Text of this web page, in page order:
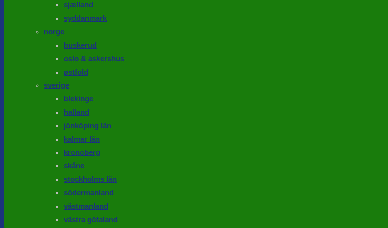
sjælland
syddanmark
norge
buskerud
oslo & askershus
østfold
sverige
blekinge
halland
jönköping län
kalmar län
kronoberg
skåne
stockholms län
södermanland
västmanland
västra götaland